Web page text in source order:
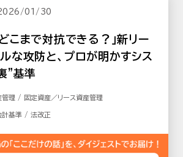
01/30
こまで対抗できる？」新リー
な攻防と、プロが明かすシス
”基準
管理 / 固定資産／リース資産管理
計基準 / 法改正